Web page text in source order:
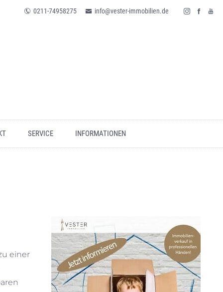
0211-74958275 info@vester-immobilien.de
SERVICE INFORMATIONEN
einer